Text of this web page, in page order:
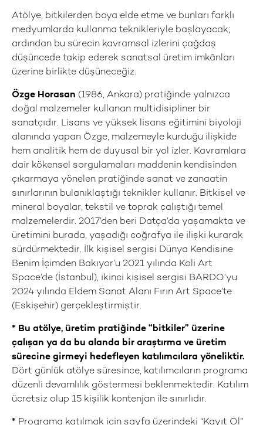
Atölye, bitkilerden boya elde etme ve bunları farklı
medyumlarda kullanma teknikleriyle başlayacak;
ardından bu sürecin kavramsal izlerini çağdaş
düşüncede takip ederek sanatsal üretim imkânları
üzerine birlikte düşüneceğiz.
Özge Horasan (1986, Ankara) pratiğinde yalnızca
doğal malzemeler kullanan multidisipliner bir
sanatçıdır. Lisans ve yüksek lisans eğitimini biyoloji
alanında yapan Özge, malzemeyle kurduğu ilişkide
hem analitik hem de duyusal bir yol izler. Kavramlara
dair kökensel sorgulamaları maddenin kendisinden
çıkarmaya yönelen pratiğinde sanat ve zanaatin
sınırlarının bulanıklaştığı teknikler kullanır. Bitkisel ve
mineral boyalar, tekstil ve toprak çalıştığı temel
malzemelerdir. 2017’den beri Datça’da yaşamakta ve
üretimini burada, yaşadığı coğrafya ile ilişki kurarak
sürdürmektedir. İlk kişisel sergisi Dünya Kendisine
Benim İçimden Bakıyor’u 2021 yılında Koli Art
Space’de (İstanbul), ikinci kişisel sergisi BARDO’yu
2024 yılında Eldem Sanat Alanı Fırın Art Space’te
(Eskişehir) gerçekleştirmiştir.
* Bu atölye, üretim pratiğinde “bitkiler” üzerine
çalışan ya da bu alanda bir araştırma ve üretim
sürecine girmeyi hedefleyen katılımcılara yöneliktir.
Dört günlük atölye süresince, katılımcıların programa
düzenli devamlılık göstermesi beklenmektedir. Katılım
ücretsiz olup 15 kişilik kontenjan ile sınırlıdır.
* Programa katılmak için sayfa üzerindeki “Kayıt Ol”